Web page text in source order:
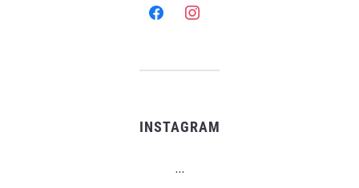
facebookinstagram
INSTAGRAM
…